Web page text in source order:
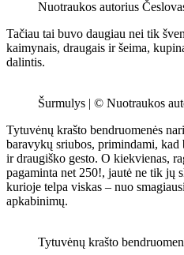
Nuotraukos autorius
Tačiau tai buvo daugiau nei tik
kaimynais, draugais ir šeima,
dalintis.
Šurmulys | © Nuotraukos
Tytuvėnų krašto bendruomenės
baravykų sriubos, primindami, kad
ir draugiško gesto. O kiekvienas,
pagaminta net 250!, jautė ne tik jų
kurioje telpa viskas – nuo
apkabinimų.
Tytuvėnų krašto